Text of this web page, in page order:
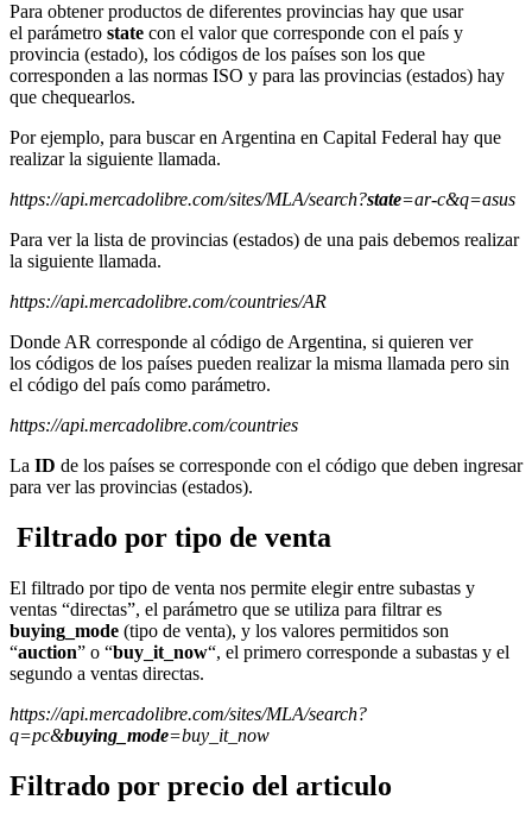
Para obtener productos de diferentes provincias hay que usar
el parámetro state con el valor que corresponde con el país y
provincia (estado), los códigos de los países son los que
corresponden a las normas ISO y para las provincias (estados) hay
que chequearlos.
Por ejemplo, para buscar en Argentina en Capital Federal hay que
realizar la siguiente llamada.
https://api.mercadolibre.com/sites/MLA/search?state=ar-c&q=asus
Para ver la lista de provincias (estados) de una pais debemos realizar
la siguiente llamada.
https://api.mercadolibre.com/countries/AR
Donde AR corresponde al código de Argentina, si quieren ver
los códigos de los países pueden realizar la misma llamada pero sin
el código del país como parámetro.
https://api.mercadolibre.com/countries
La ID de los países se corresponde con el código que deben ingresar
para ver las provincias (estados).
Filtrado por tipo de venta
El filtrado por tipo de venta nos permite elegir entre subastas y
ventas “directas”, el parámetro que se utiliza para filtrar es
buying_mode (tipo de venta), y los valores permitidos son
“auction” o “buy_it_now“, el primero corresponde a subastas y el
segundo a ventas directas.
https://api.mercadolibre.com/sites/MLA/search?
q=pc&buying_mode=buy_it_now
Filtrado por precio del articulo